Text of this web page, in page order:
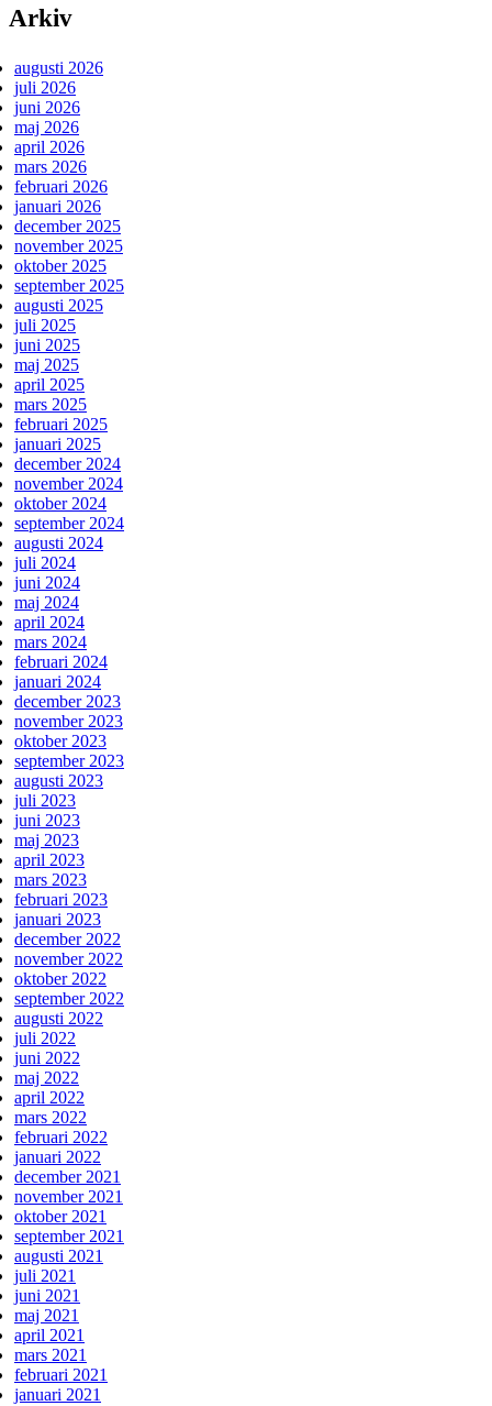
Arkiv
augusti 2026
juli 2026
juni 2026
maj 2026
april 2026
mars 2026
februari 2026
januari 2026
december 2025
november 2025
oktober 2025
september 2025
augusti 2025
juli 2025
juni 2025
maj 2025
april 2025
mars 2025
februari 2025
januari 2025
december 2024
november 2024
oktober 2024
september 2024
augusti 2024
juli 2024
juni 2024
maj 2024
april 2024
mars 2024
februari 2024
januari 2024
december 2023
november 2023
oktober 2023
september 2023
augusti 2023
juli 2023
juni 2023
maj 2023
april 2023
mars 2023
februari 2023
januari 2023
december 2022
november 2022
oktober 2022
september 2022
augusti 2022
juli 2022
juni 2022
maj 2022
april 2022
mars 2022
februari 2022
januari 2022
december 2021
november 2021
oktober 2021
september 2021
augusti 2021
juli 2021
juni 2021
maj 2021
april 2021
mars 2021
februari 2021
januari 2021